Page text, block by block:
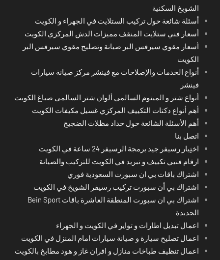
الشويخ السكنية
أسئلة شائعة حول تركيب الستلايت في الجهراء و الكويت
أسعار فني ستلايت المنقف مميزات الدش المركزي الكويت
أسعار مقوي سيرفس البر صيانة وتصليح مقوي سيرفس البر
الكويت
أنواع الخدمات والإصلاحات مع فينشر مركز صيانة سيارات
فينشر
أنواع شتر و المينوم السالمي ألوان شتر السالمي صباغ الكويت
أهم أنواع دكتات التكييف المركزي غسيل مكيفات الكويت
أهم الأسئلة الشائعة حول حداد مظلات الضجيج
اتصل بنا
اختِيار رسيفر جيد برمجة الرسيفر 24 ساعة في الكويت
ارقام فنيي تكييف و تبريد في الكويت للتركيب والصيانة
اشتراك باقات بي ان سبورت السعودية فوري
اشتراك بي أن سبورت تركيب رسيفر الشويخ في الكويت
اشتراك بي ان سبورت المنطقة العاشرة باقات Bein Sport
الجديدة
اعمال تبديل اطارات و تواير في الكويت و الجهراء
اعمال تصليح سيارة و صيانة سيارات امام المنزل في الكويت
اعمال تنظيف طباخات منازل و افران غاز و هود مطابخ بالكويت